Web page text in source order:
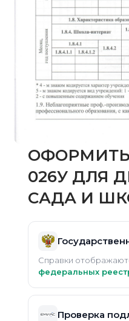
026У ДЛЯ
САДА И
Справки
федеральных
Проверка